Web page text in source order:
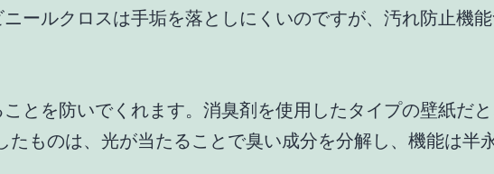
ールクロスは手垢を落としにくいのですが、汚れ防止機
とを防いでくれます。消臭剤を使用したタイプの壁紙だと
ものは、光が当たることで臭い成分を分解し、機能は半